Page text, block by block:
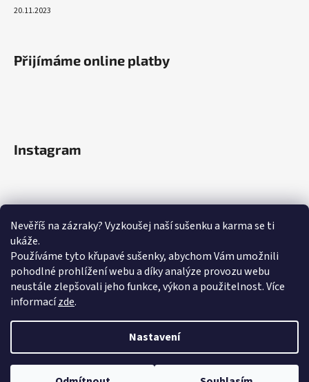
Nevěříš na zázraky? Vyzkoušej naší sušenku a karma se ti
ukáže.
Používáme tyto křupavé sušenky, abychom Vám umožnili
pohodlné prohlížení webu a díky analýze provozu webu
neustále zlepšovali jeho funkce, výkon a použitelnost.Více
informacízde.
Nastavení
20.11.2023
Přijímáme online platby
Instagram
Sledovat na Instagramu